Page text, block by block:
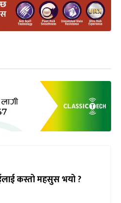
कस्तो महसुस भयो ?